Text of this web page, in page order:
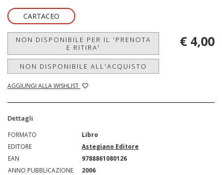
CARTACEO
NON DISPONIBILE PER IL 'PRENOTA
E RITIRA'
NON DISPONIBILE ALL'ACQUISTO
AGGIUNGI ALLA WISHLIST
€ 4,00
Dettagli
FORMATO
Libro
EDITORE
Astegiano Editore
EAN
9788861080126
ANNO PUBBLICAZIONE
2006